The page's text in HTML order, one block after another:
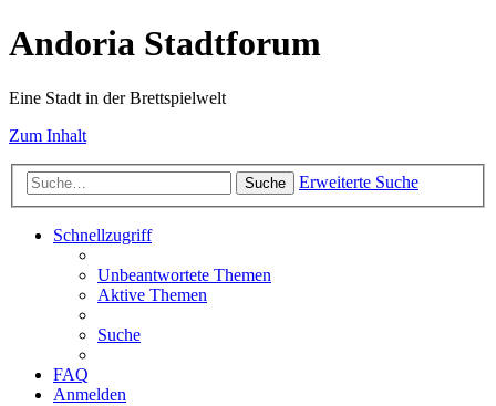
Andoria Stadtforum
Eine Stadt in der Brettspielwelt
Zum Inhalt
Suche Erweiterte Suche
Schnellzugriff
Unbeantwortete Themen
Aktive Themen
Suche
FAQ
Anmelden